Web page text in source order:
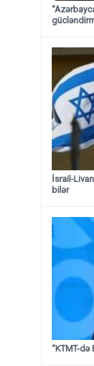
İsrail-
bilər
“KTMT-də